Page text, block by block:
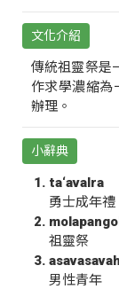
文化介紹
傳統祖靈祭是
作求學濃縮為
辦理。
小辭典
ta‘avalra
勇士成年禮
祖靈祭
男性青年